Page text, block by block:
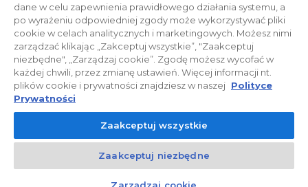
Polityka prywatności Relacje inwestorskie
Facebook
© 2026 ROBYG. Wszystkie prawa zastrzeżone. Powyższa oferta i
przedstawione materiały graficzne mają charakter jedynie
informacyjny, nie mogą być traktowane jako ostateczne projekty
realizacyjne, nie stanowią również oferty handlowej w rozumieniu art.
66 §1 Kodeksu Cywilnego oraz innych właściwych przepisów prawnych.
Czat z doradcą
dane w celu zapewnienia prawidłowego działania systemu, a
po wyrażeniu odpowiedniej zgody może wykorzystywać pliki
cookie w celach analitycznych i marketingowych. Możesz nimi
zarządzać klikając „Zakceptuj wszystkie”, "Zaakceptuj
niezbędne", „Zarządzaj cookie”. Zgodę możesz wycofać w
każdej chwili, przez zmianę ustawień. Więcej informacji nt.
plików cookie i prywatności znajdziesz w naszej Polityce
Prywatności
Zaakceptuj wszystkie
Zaakceptuj niezbędne